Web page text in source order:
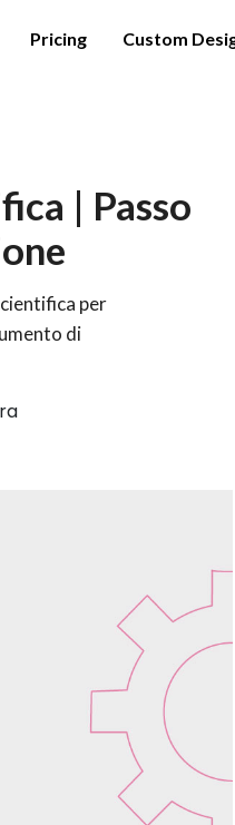
Pricing Custom
| Passo
per
di